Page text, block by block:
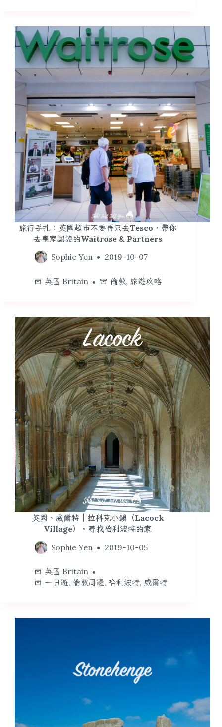
旅行手扎：英國超市不要再只去Tesco，帶你
去皇家認證的Waitrose & Partners
Sophie Yen
2019-10-07
英國 Britain 倫敦, 旅遊攻略
英國、威爾特｜拉科克小鎮（Lacock
Village）・尋找哈利波特的家
Sophie Yen
2019-10-05
英國 Britain
一日遊, 倫敦周邊, 哈利波特, 威爾特